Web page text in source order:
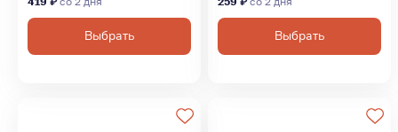
Выбрать Выбрать